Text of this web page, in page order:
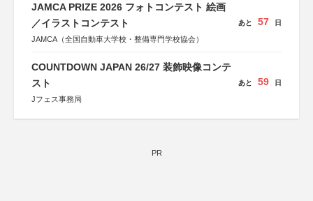
JAMCA PRIZE 2026 フォトコンテスト 絵画
／イラストコンテスト
JAMCA（全国自動車大学校・整備専門学校協会）
あと 57 日
COUNTDOWN JAPAN 26/27 装飾映像コンテ
スト
Jフェス事務局
あと 59 日
PR